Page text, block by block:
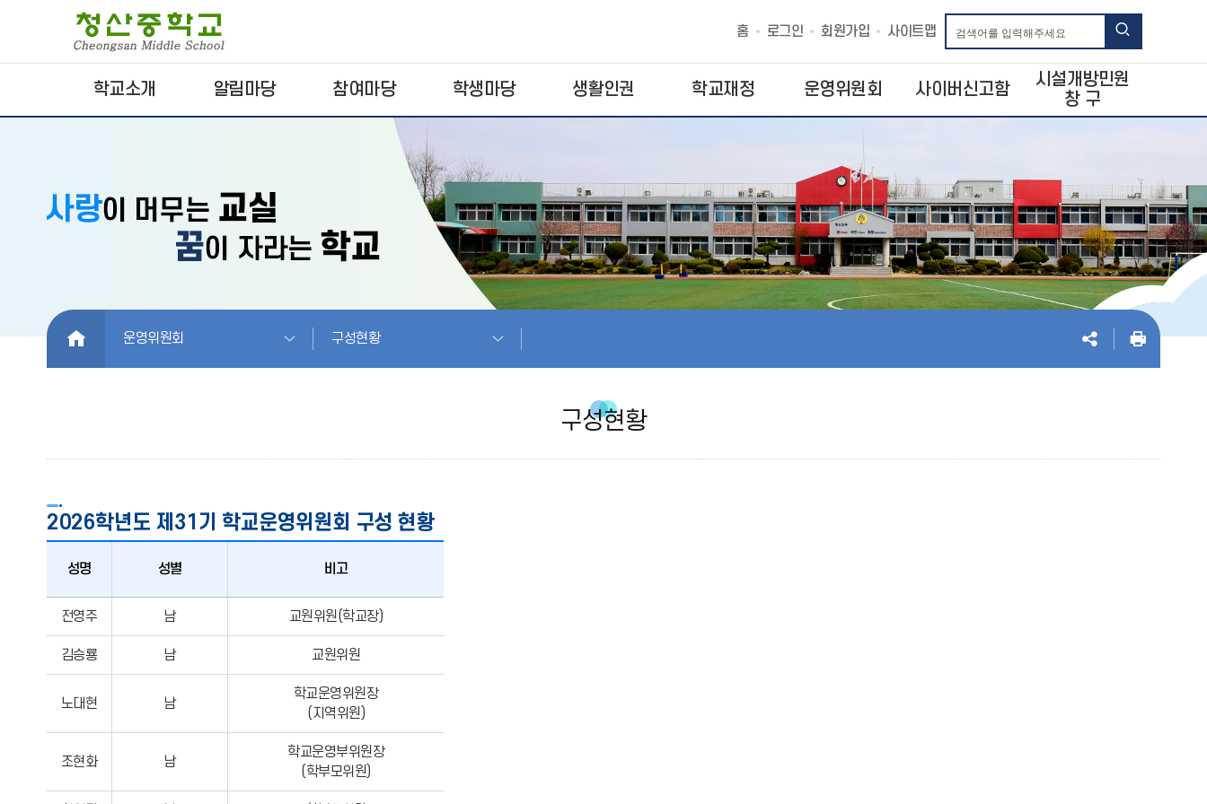
홈 로그인 회원가입 사이트맵
학교소개 알림마당 참여마당 학생마당 생활인권 학교재정 운영위원회 사이버신고함
시설개방민원
창 구
HOME 운영위원회 구성현황
구성현황
2026학년도 제31기 학교운영위원회 구성 현황
학교운영위원회
구성
현황
성명 성별 비고
전영주 남 교원위원(학교장)
김승룡 남 교원위원
노대현 남
학교운영위원장
(지역위원)
조현화 남
학교운영부위원장
(학부모위원)